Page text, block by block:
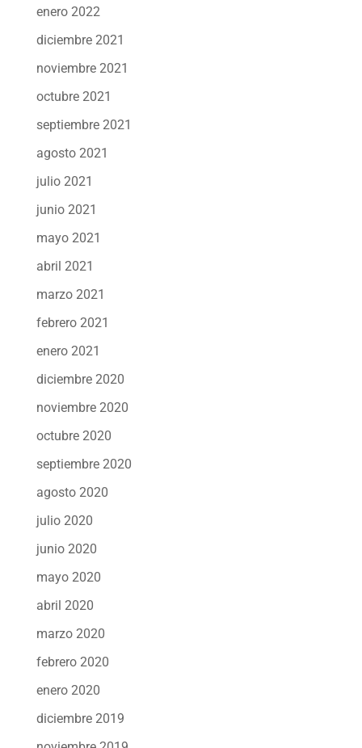
enero 2022
diciembre 2021
noviembre 2021
octubre 2021
septiembre 2021
agosto 2021
julio 2021
junio 2021
mayo 2021
abril 2021
marzo 2021
febrero 2021
enero 2021
diciembre 2020
noviembre 2020
octubre 2020
septiembre 2020
agosto 2020
julio 2020
junio 2020
mayo 2020
abril 2020
marzo 2020
febrero 2020
enero 2020
diciembre 2019